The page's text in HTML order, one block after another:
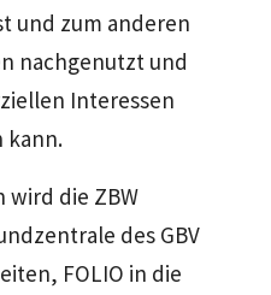
und zum anderen
nachgenutzt und
Interessen
kann.
wird die ZBW
des GBV
FOLIO in die